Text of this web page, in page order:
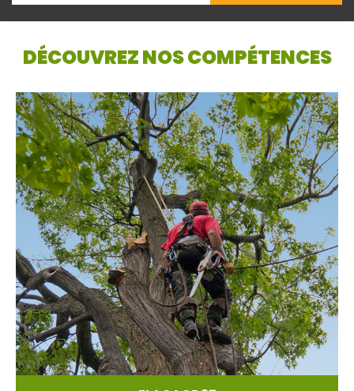
DÉCOUVREZ NOS COMPÉTENCES